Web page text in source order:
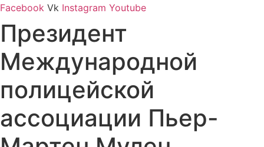
Facebook Vk Instagram Youtube
Президент
Международной
полицейской
ассоциации Пьер-